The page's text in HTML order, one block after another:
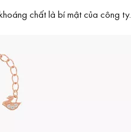
chất là bí mật của công ty.